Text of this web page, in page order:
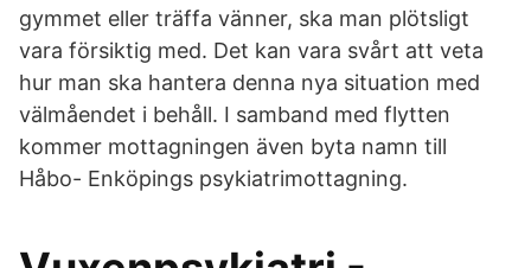
gymmet eller träffa vänner, ska man plötsligt
vara försiktig med. Det kan vara svårt att veta
hur man ska hantera denna nya situation med
välmåendet i behåll. I samband med flytten
kommer mottagningen även byta namn till
Håbo- Enköpings psykiatrimottagning.